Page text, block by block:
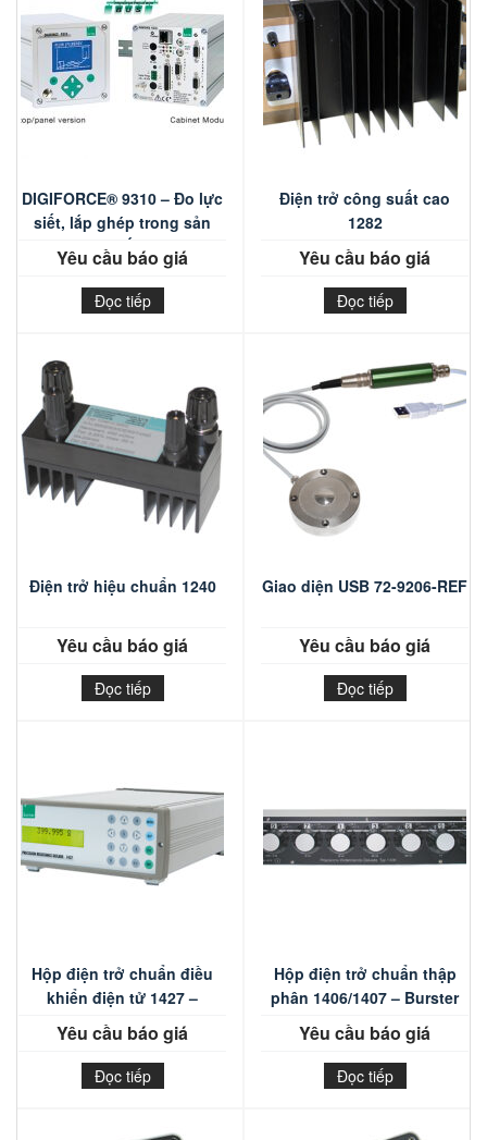
DIGIFORCE® 9310 – Đo lực
siết, lắp ghép trong sản
xuất
Yêu cầu báo giá
Đọc tiếp
Điện trở công suất cao
1282
Yêu cầu báo giá
Đọc tiếp
Điện trở hiệu chuẩn 1240
Yêu cầu báo giá
Đọc tiếp
Giao diện USB 72-9206-REF
Yêu cầu báo giá
Đọc tiếp
Hộp điện trở chuẩn điều
khiển điện tử 1427 –
Burster
Yêu cầu báo giá
Đọc tiếp
Hộp điện trở chuẩn thập
phân 1406/1407 – Burster
Yêu cầu báo giá
Đọc tiếp